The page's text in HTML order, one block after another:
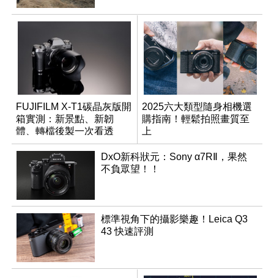
FUJIFILM X-T1碳晶灰版開
箱實測：新景點、新韌
體、轉檔後製一次看透
2025六大類型隨身相機選
購指南！輕鬆拍照畫質至
上
DxO新科狀元：Sony α7RⅡ，果然
不負眾望！！
標準視角下的攝影樂趣！Leica Q3
43 快速評測